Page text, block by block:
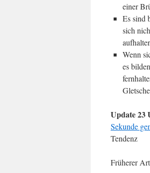
einer
Es sind
sich
Wenn
es
Update 23
Sekunde
Tendenz
Früherer